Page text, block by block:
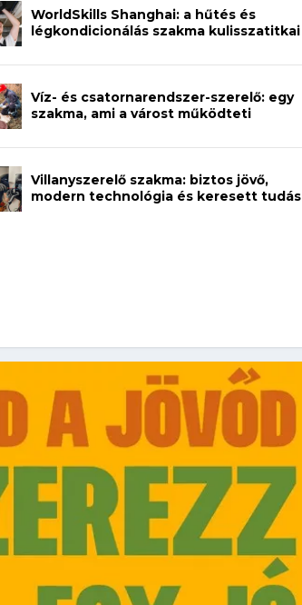
szakmát!
néhány sor program dönti
nélkül?
WorldSkills Shanghai: a hűtés és
légkondicionálás szakma kulisszatitkai
Víz- és csatornarendszer-szerelő: egy
szakma, ami a várost működteti
Villanyszerelő szakma: biztos jövő,
modern technológia és keresett tudás